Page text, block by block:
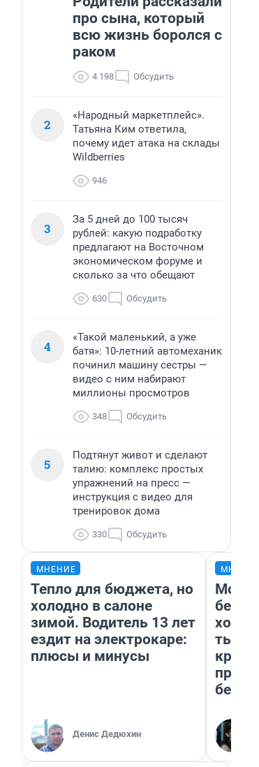
про сына, который
всю жизнь боролся с
раком
4 198 Обсудить
2
«Народный маркетплейс».
Татьяна Ким ответила,
почему идет атака на склады
Wildberries
946
3
За 5 дней до 100 тысяч
рублей: какую подработку
предлагают на Восточном
экономическом форуме и
сколько за что обещают
630 Обсудить
4
«Такой маленький, а уже
батя»: 10-летний автомеханик
починил машину сестры —
видео с ним набирают
миллионы просмотров
348 Обсудить
5
Подтянут живот и сделают
талию: комплекс простых
упражнений на пресс —
инструкция с видео для
тренировок дома
330 Обсудить
МНЕНИЕ
Тепло для бюджета, но
холодно в салоне
зимой. Водитель 13 лет
ездит на электрокаре:
плюсы и минусы
Денис Дедюхин
Мой